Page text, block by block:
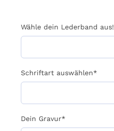
Wähle dein Lederband aus!
Schriftart auswählen*
Dein Gravur*